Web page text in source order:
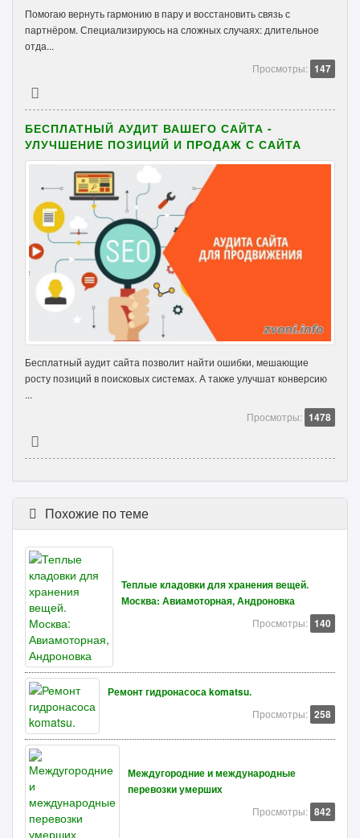
Помогаю вернуть гармонию в пару и восстановить связь с
партнёром. Специализируюсь на сложных случаях: длительное
отда...
Просмотры: 147
БЕСПЛАТНЫЙ АУДИТ ВАШЕГО САЙТА -
УЛУЧШЕНИЕ ПОЗИЦИЙ И ПРОДАЖ С САЙТА
Бесплатный аудит сайта позволит найти ошибки, мешающие
росту позиций в поисковых системах. А также улучшат конверсию
...
Просмотры: 1478
Похожие по теме
Теплые кладовки для хранения вещей.
Москва: Авиамоторная, Андроновка
Просмотры: 140
Ремонт гидронасоса komatsu.
Просмотры: 258
Междугородние и международные
перевозки умерших
Просмотры: 842